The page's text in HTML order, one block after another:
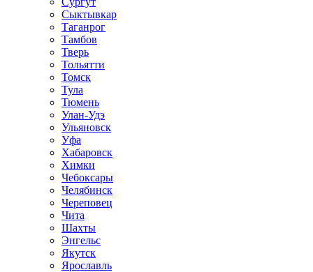
Сыктывкар
Таганрог
Тамбов
Тверь
Тольятти
Томск
Тула
Тюмень
Улан-Удэ
Ульяновск
Уфа
Хабаровск
Химки
Чебоксары
Челябинск
Череповец
Чита
Шахты
Энгельс
Якутск
Ярославль